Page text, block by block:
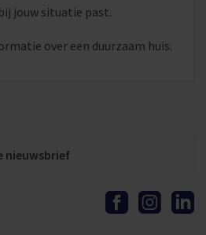
jouw situatie past.
over een duurzaam huis.
nieuwsbrief